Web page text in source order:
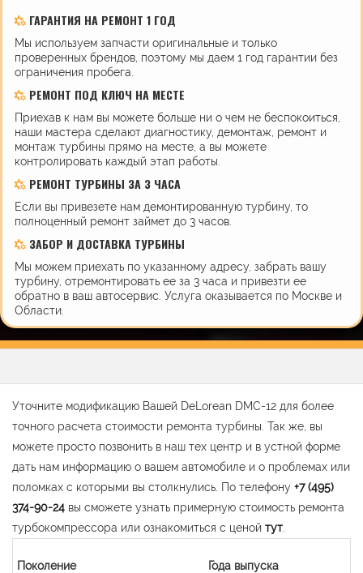
ГАРАНТИЯ НА РЕМОНТ 1 ГОД
Мы используем запчасти оригинальные и только
проверенных брендов, поэтому мы даем 1 год гарантии без
ограничения пробега.
РЕМОНТ ПОД КЛЮЧ НА МЕСТЕ
Приехав к нам вы можете больше ни о чем не беспокоиться,
наши мастера сделают диагностику, демонтаж, ремонт и
монтаж турбины прямо на месте, а вы можете
контролировать каждый этап работы.
РЕМОНТ ТУРБИНЫ ЗА 3 ЧАСА
Если вы привезете нам демонтированную турбину, то
полноценный ремонт займет до 3 часов.
ЗАБОР И ДОСТАВКА ТУРБИНЫ
Мы можем приехать по указанному адресу, забрать вашу
турбину, отремонтировать ее за 3 часа и привезти ее
обратно в ваш автосервис. Услуга оказывается по Москве и
Области.
Уточните модификацию Вашей DeLorean DMC-12 для более
точного расчета стоимости ремонта турбины. Так же, вы
можете просто позвонить в наш тех центр и в устной форме
дать нам информацию о вашем автомобиле и о проблемах или
поломках с которыми вы столкнулись. По телефону +7 (495)
374-90-24 вы сможете узнать примерную стоимость ремонта
турбокомпрессора или ознакомиться с ценой тут
Поколение
Года выпуска